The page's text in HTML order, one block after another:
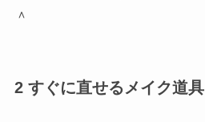
＾
2 すぐに直せるメイク道具